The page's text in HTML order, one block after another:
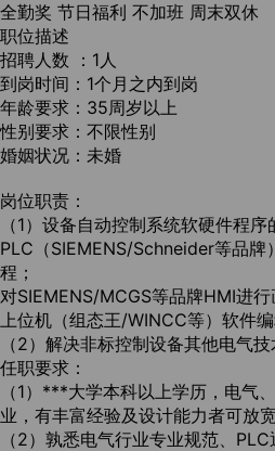
全勤奖 节日福利 不加班 周末双休
职位描述
招聘人数 ：1人
到岗时间：1个月之内到岗
年龄要求：35周岁以上
性别要求：不限性别
婚姻状况：未婚
岗位职责：
（1）设备自动控制系统软硬件程序
PLC（SIEMENS/Schneider等品牌
程；
对SIEMENS/MCGS等品牌HMI进行
上位机（组态王/WINCC等）软件编
（2）解决非标控制设备其他电气技
任职要求：
（1）***大学本科以上学历，电气
业，有丰富经验及设计能力者可放
（2）孰悉电气行业专业规范、